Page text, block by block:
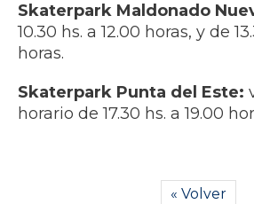
Skaterpark Maldonado
10.30 hs. a 12.00 horas, y de
horas.
Skaterpark Punta del Este:
horario de 17.30 hs. a 19.00
« Volver